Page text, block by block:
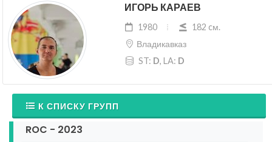
ИГОРЬ КАРАЕВ
1980
182 cм.
Владикавказ
ST: D, LA: D
К СПИСКУ ГРУПП
ROC - 2023